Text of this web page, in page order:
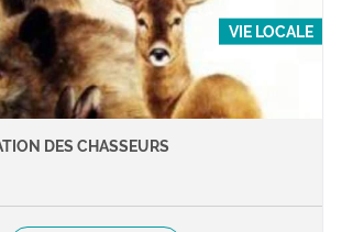
VIE LOCALE
DES CHASSEURS